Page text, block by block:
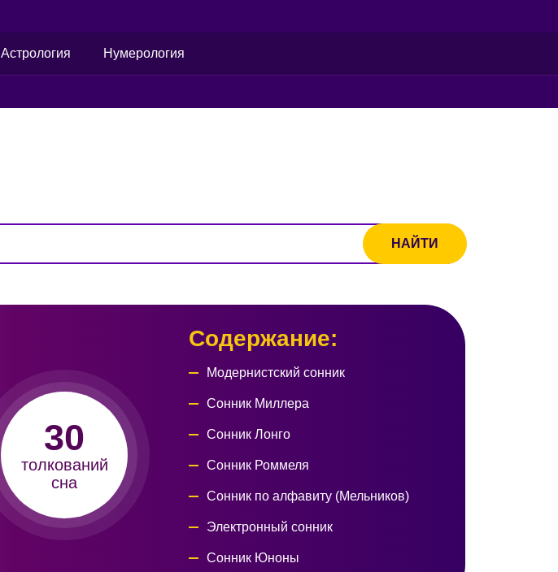
Астрология Нумерология
30
толкований
сна
Содержание:
Модернистский сонник
Сонник Миллера
Сонник Лонго
Сонник Роммеля
Сонник по алфавиту (Мельников)
Электронный сонник
Сонник Юноны